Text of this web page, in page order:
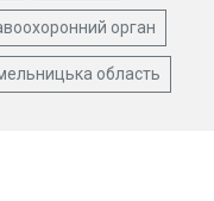
орган
область